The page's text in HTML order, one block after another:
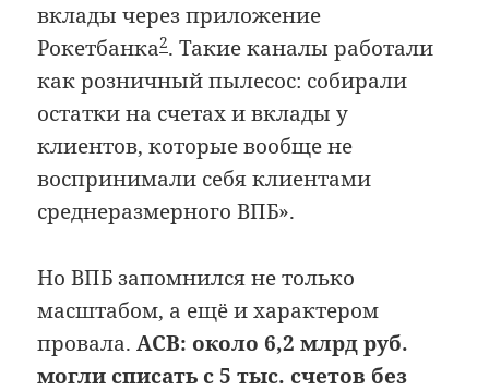
вклады через приложение
Рокетбанка2. Такие каналы работали
как розничный пылесос: собирали
остатки на счетах и вклады у
клиентов, которые вообще не
воспринимали себя клиентами
среднеразмерного ВПБ».
Но ВПБ запомнился не только
масштабом, а ещё и характером
провала.АСВ: около 6,2 млрд руб.
могли списать с 5 тыс. счетов без